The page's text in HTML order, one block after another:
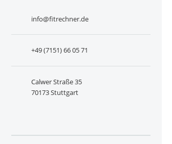
info@fitrechner.de
+49 (7151) 66 05 71
Calwer Straße 35
70173 Stuttgart